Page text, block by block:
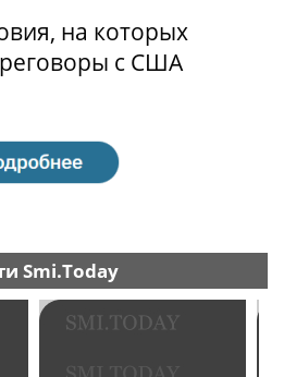
на которых
с США